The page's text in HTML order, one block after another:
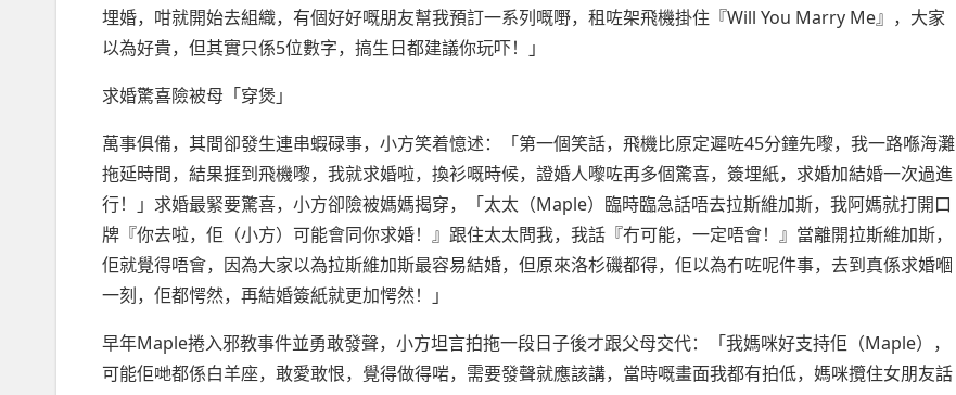
埋婚，咁就開始去組織，有個好好嘅朋友幫我預訂一系列嘅嘢，租咗架飛機掛住『Will You Marry Me』，大家
以為好貴，但其實只係5位數字，搞生日都建議你玩吓！」
求婚驚喜險被母「穿煲」
萬事俱備，其間卻發生連串蝦碌事，小方笑着憶述：「第一個笑話，飛機比原定遲咗45分鐘先嚟，我一路喺海灘
拖延時間，結果捱到飛機嚟，我就求婚啦，換衫嘅時候，證婚人嚟咗再多個驚喜，簽埋紙，求婚加結婚一次過進
行！」求婚最緊要驚喜，小方卻險被媽媽揭穿，「太太（Maple）臨時臨急話唔去拉斯維加斯，我阿媽就打開口
牌『你去啦，佢（小方）可能會同你求婚！』跟住太太問我，我話『冇可能，一定唔會！』當離開拉斯維加斯，
佢就覺得唔會，因為大家以為拉斯維加斯最容易結婚，但原來洛杉磯都得，佢以為冇咗呢件事，去到真係求婚嗰
一刻，佢都愕然，再結婚簽紙就更加愕然！」
早年Maple捲入邪教事件並勇敢發聲，小方坦言拍拖一段日子後才跟父母交代：「我媽咪好支持佢（Maple），
可能佢哋都係白羊座，敢愛敢恨，覺得做得啱，需要發聲就應該講，當時嘅畫面我都有拍低，媽咪攬住女朋友話